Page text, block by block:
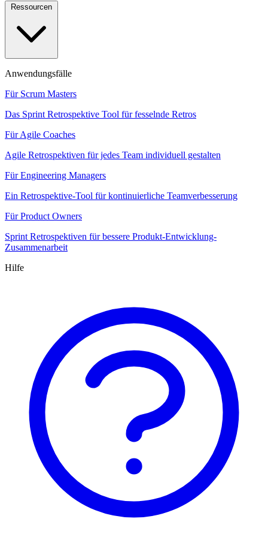
Anwendungsfälle
Für Scrum Masters
Das Sprint Retrospektive Tool für fesselnde Retros
Für Agile Coaches
Agile Retrospektiven für jedes Team individuell gestalten
Für Engineering Managers
Ein Retrospektive-Tool für kontinuierliche Teamverbesserung
Für Product Owners
Sprint Retrospektiven für bessere Produkt-Entwicklung-
Zusammenarbeit
Hilfe